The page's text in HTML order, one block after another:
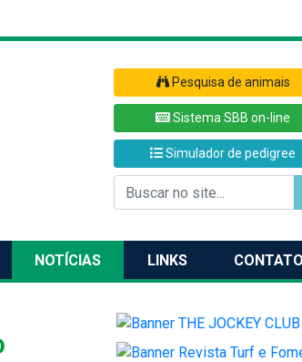
Pesquisa de animais
Sistema SBB on-line
Simulador de pedigree
NOTÍCIAS LINKS CONTATO